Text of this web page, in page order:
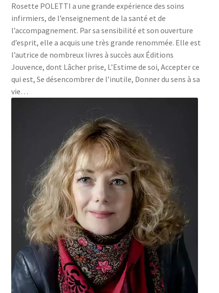
Rosette POLETTI a une grande expérience des soins
infirmiers, de l’enseignement de la santé et de
l’accompagnement. Par sa sensibilité et son ouverture
d’esprit, elle a acquis une très grande renommée. Elle est
l’autrice de nombreux livres à succès aux Éditions
Jouvence, dont Lâcher prise, L’Estime de soi, Accepter ce
qui est, Se désencombrer de l’inutile, Donner du sens à sa
vie…